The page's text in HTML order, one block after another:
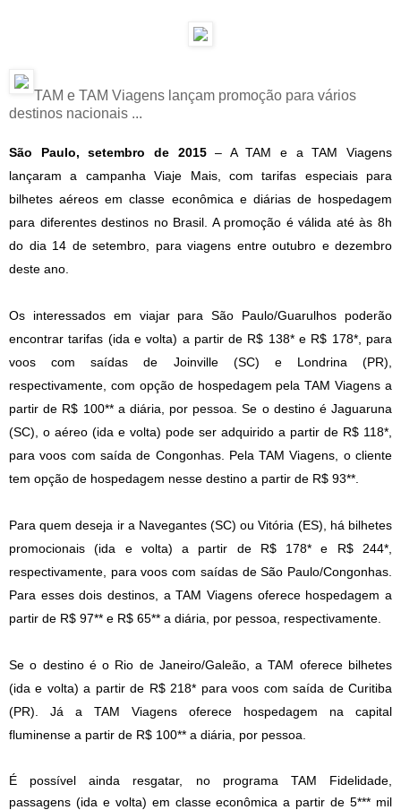
TAM e TAM Viagens lançam promoção para vários
destinos nacionais ...
São Paulo, setembro de 2015– A TAM e a TAM Viagens
lançaram a campanha Viaje Mais, com tarifas especiais para
bilhetes aéreos em classe econômica e diárias de hospedagem
para diferentes destinos no Brasil. A promoção é válida até às 8h
do dia 14 de setembro, para viagens entre outubro e dezembro
deste ano.
Os interessados em viajar para São Paulo/Guarulhos poderão
encontrar tarifas (ida e volta) a partir de R$ 138* e R$ 178*, para
voos com saídas de Joinville (SC) e Londrina (PR),
respectivamente, com opção de hospedagem pela TAM Viagens a
partir de R$ 100** a diária, por pessoa. Se o destino é Jaguaruna
(SC), o aéreo (ida e volta) pode ser adquirido a partir de R$ 118*,
para voos com saída de Congonhas. Pela TAM Viagens, o cliente
tem opção de hospedagem nesse destino a partir de R$ 93**.
Para quem deseja ir a Navegantes (SC) ou Vitória (ES), há bilhetes
promocionais (ida e volta) a partir de R$ 178* e R$ 244*,
respectivamente, para voos com saídas de São Paulo/Congonhas.
Para esses dois destinos, a TAM Viagens oferece hospedagem a
partir de R$ 97** e R$ 65** a diária, por pessoa, respectivamente.
Se o destino é o Rio de Janeiro/Galeão, a TAM oferece bilhetes
(ida e volta) a partir de R$ 218* para voos com saída de Curitiba
(PR). Já a TAM Viagens oferece hospedagem na capital
fluminense a partir de R$ 100** a diária, por pessoa.
É possível ainda resgatar, no programa TAM Fidelidade,
passagens (ida e volta) em classe econômica a partir de 5*** mil